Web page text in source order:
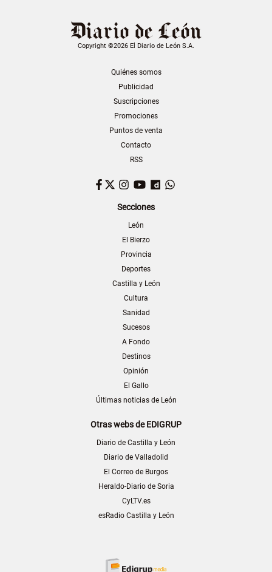
Copyright ©2026 El Diario de León S.A.
Quiénes somos
Publicidad
Suscripciones
Promociones
Puntos de venta
Contacto
RSS
Facebook
TwitterInstagram
YouTubeDailymotion
Secciones
León
El Bierzo
Provincia
Deportes
Castilla y León
Cultura
Sanidad
Sucesos
A Fondo
Destinos
Opinión
El Gallo
Últimas noticias de León
Otras webs de EDIGRUP
Diario de Castilla y León
Diario de Valladolid
El Correo de Burgos
Heraldo-Diario de Soria
CyLTV.es
esRadio Castilla y León